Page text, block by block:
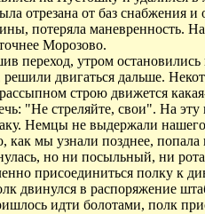
отрезана от баз снабжения
потеряла маневренность.
Морозово.
переход, утром
двигаться дальше.
строю движется
"Не стреляйте, свои". На
Немцы не выдержали
мы узнали позднее,
но ни посыльный, ни
присоединиться полку к
в распоряжение
идти болотами, полк